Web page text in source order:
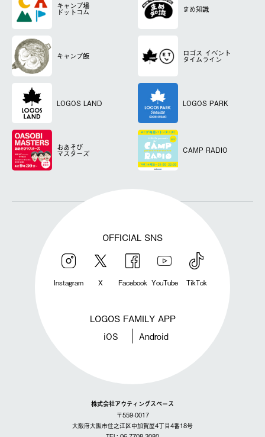
キャンプ場
ドットコム まめ知識
キャンプ飯 ロゴス イベント
タイムライン
LOGOS LAND LOGOS PARK
おあそび
マスターズ CAMP RADIO
OFFICIAL SNS
Instagram X Facebook YouTube TikTok
LOGOS FAMILY APP
iOS Android
株式会社アウティングスペース
〒559-0017
大阪府大阪市住之江区中加賀屋4丁目4番18号